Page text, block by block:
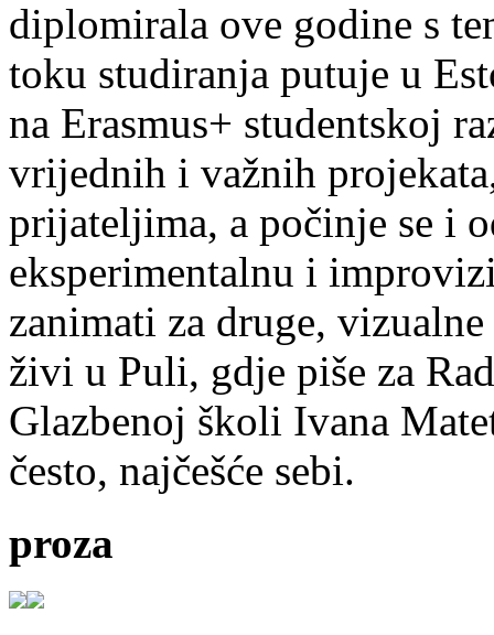
diplomirala ove godine s
toku studiranja putuje u
na Erasmus+ studentskoj
vrijednih i važnih
prijateljima, a počinje se i
eksperimentalnu i
zanimati za druge,
živi u Puli, gdje piše za
Glazbenoj školi Ivana
često, najčešće sebi.
proza